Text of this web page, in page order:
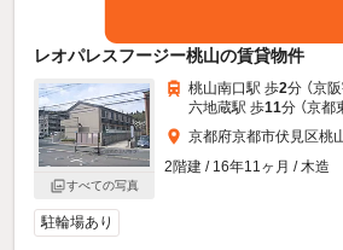
レオパレスフージー桃山の賃貸物件
すべての写真
桃山南口駅 歩2分 （京
六地蔵駅 歩11分 （京都
京都府京都市伏見区桃
2階建 / 16年11ヶ月 / 木造
駐輪場あり